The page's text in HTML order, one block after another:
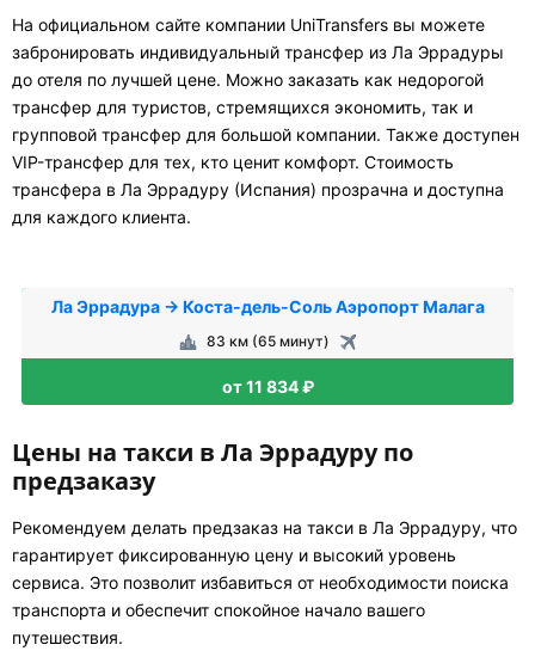
На официальном сайте компании UniTransfers вы можете
забронировать индивидуальный трансфер из Ла Эррадуры
до отеля по лучшей цене. Можно заказать как недорогой
трансфер для туристов, стремящихся экономить, так и
групповой трансфер для большой компании. Также доступен
VIP-трансфер для тех, кто ценит комфорт. Стоимость
трансфера в Ла Эррадуру (Испания) прозрачна и доступна
для каждого клиента.
Ла Эррадура → Коста-дель-Соль Аэропорт Малага
83 км (65 минут)
от 11 834 ₽
Цены на такси в Ла Эррадуру по
предзаказу
Рекомендуем делать предзаказ на такси в Ла Эррадуру, что
гарантирует фиксированную цену и высокий уровень
сервиса. Это позволит избавиться от необходимости поиска
транспорта и обеспечит спокойное начало вашего
путешествия.